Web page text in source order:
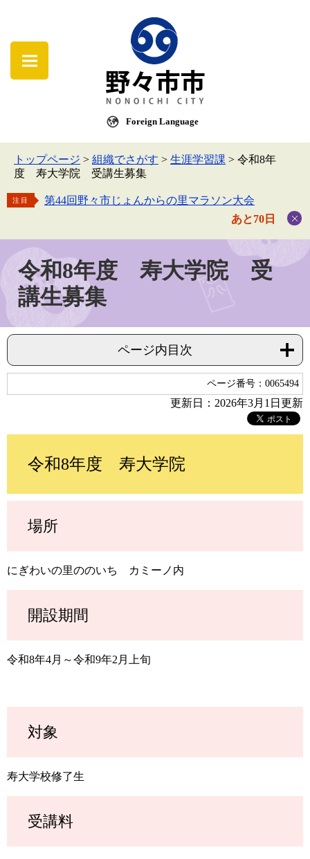
Foreign Language
トップページ > 組織でさがす > 生涯学習課 > 令和8年
度 寿大学院 受講生募集
注目
第44回野々市じょんからの里マラソン大会
あと70日
令和8年度 寿大学院 受
講生募集
ページ内目次
ページ番号：0065494
更新日：2026年3月1日更新
令和8年度 寿大学院
場所
にぎわいの里ののいち カミーノ内
開設期間
令和8年4月～令和9年2月上旬
対象
寿大学校修了生
受講料